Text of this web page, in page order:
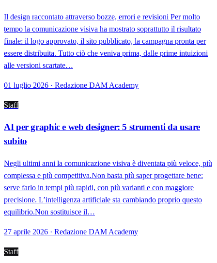
Il design raccontato attraverso bozze, errori e revisioni Per molto
tempo la comunicazione visiva ha mostrato soprattutto il risultato
finale: il logo approvato, il sito pubblicato, la campagna pronta per
essere distribuita. Tutto ciò che veniva prima, dalle prime intuizioni
alle versioni scartate…
01 luglio 2026 · Redazione DAM Academy
Staff
AI per graphic e web designer: 5 strumenti da usare
subito
Negli ultimi anni la comunicazione visiva è diventata più veloce, più
complessa e più competitiva.Non basta più saper progettare bene:
serve farlo in tempi più rapidi, con più varianti e con maggiore
precisione. L’intelligenza artificiale sta cambiando proprio questo
equilibrio.Non sostituisce il…
27 aprile 2026 · Redazione DAM Academy
Staff